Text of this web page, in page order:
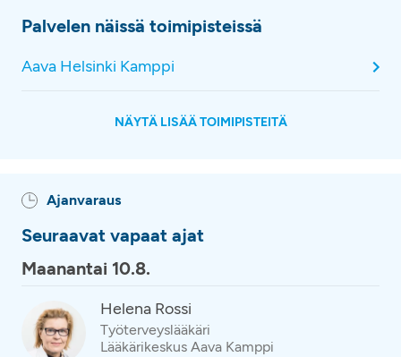
Palvelen näissä toimipisteissä
Aava Helsinki Kamppi
NÄYTÄ LISÄÄ TOIMIPISTEITÄ
Ajanvaraus
Seuraavat vapaat ajat
Maanantai 10.8.
Helena Rossi
Työterveyslääkäri
Lääkärikeskus Aava Kamppi